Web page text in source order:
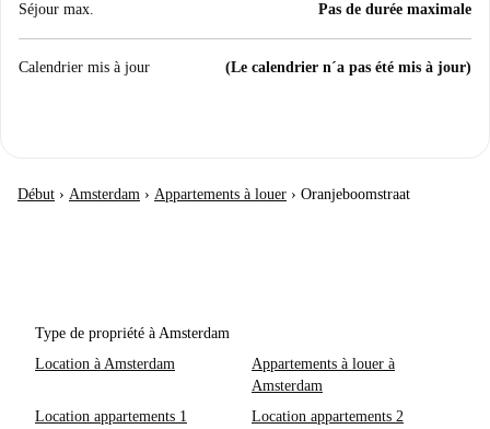
Séjour max. Pas de durée maximale
Calendrier mis à jour (Le calendrier n´a pas été mis à jour)
Début › Amsterdam › Appartements à louer › Oranjeboomstraat
Type de propriété à Amsterdam
Location à Amsterdam
Appartements à louer à
Amsterdam
Location appartements 1
Location appartements 2